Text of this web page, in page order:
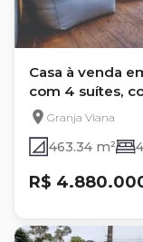
Casa à venda
com 4 suítes,
Granja Viana
463.34 m²
R$